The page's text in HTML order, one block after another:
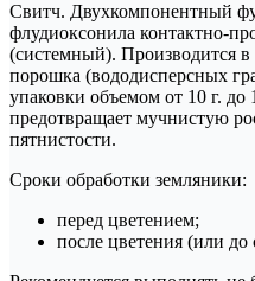
Свитч. Двухкомпонентный
флудиоксонила контактно-
(системный). Производится в
порошка (вододисперсных
упаковки объемом от 10 г. до
предотвращает мучнистую
пятнистости.
Сроки обработки земляники:
перед цветением;
после цветения (или до